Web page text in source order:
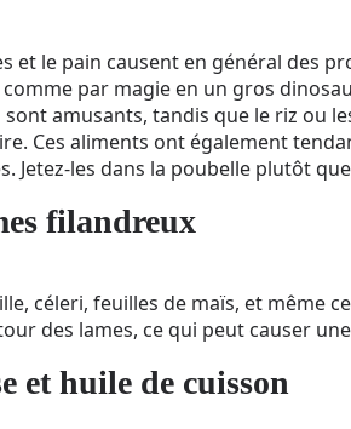
et le pain causent en général des
par magie en un gros
amusants, tandis que le riz ou
Ces aliments ont également
Jetez-les dans la poubelle plutôt
filandreux
céleri, feuilles de maïs, et même
des lames, ce qui peut causer
et huile de cuisson